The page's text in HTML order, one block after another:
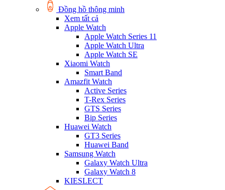
Đồng hồ thông minh
Xem tất cả
Apple Watch
Apple Watch Series 11
Apple Watch Ultra
Apple Watch SE
Xiaomi Watch
Smart Band
Amazfit Watch
Active Series
T-Rex Series
GTS Series
Bip Series
Huawei Watch
GT3 Series
Huawei Band
Samsung Watch
Galaxy Watch Ultra
Galaxy Watch 8
KIESLECT